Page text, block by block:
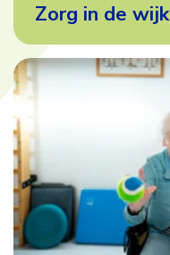
Zorg in de wijk